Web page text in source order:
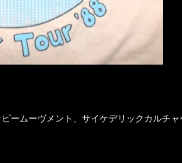
ームーヴメント、サイケデリックカルチ